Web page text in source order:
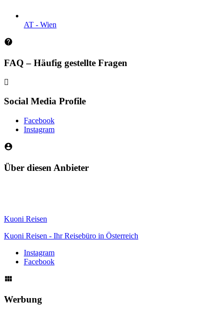
AT - Wien
FAQ – Häufig gestellte Fragen
Social Media Profile
Facebook
Instagram
Über diesen Anbieter
Kuoni Reisen
Kuoni Reisen - Ihr Reisebüro in Österreich
Instagram
Facebook
Werbung